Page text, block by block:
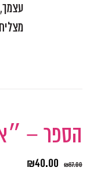
הספר –
₪87.00
₪40.00